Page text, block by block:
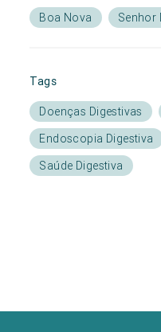
Boa Nova Senhor
Tags
Doenças Digestivas
Endoscopia Digestiva
Saúde Digestiva